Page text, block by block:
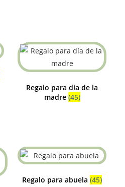
Regalo para día de la
madre (45)
Regalo para abuela (45)